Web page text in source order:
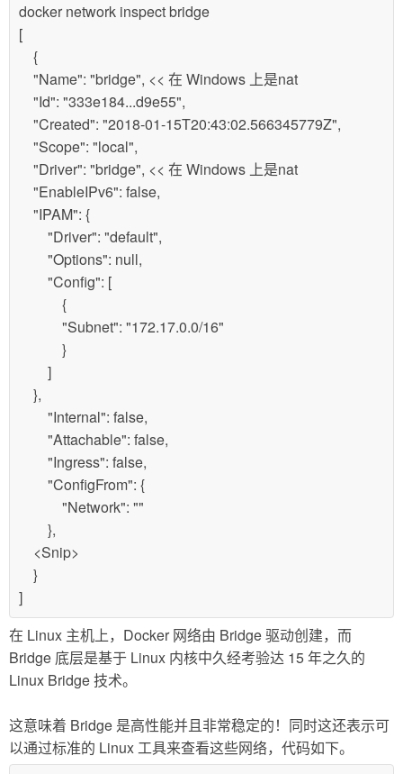
docker network inspect bridge
[
{
"Name": "bridge", << 在 Windows 上是nat
"Id": "333e184...d9e55",
"Created": "2018-01-15T20:43:02.566345779Z",
"Scope": "local",
"Driver": "bridge", << 在 Windows 上是nat
"EnableIPv6": false,
"IPAM": {
"Driver": "default",
"Options": null,
"Config": [
{
"Subnet": "172.17.0.0/16"
}
]
},
"Internal": false,
"Attachable": false,
"Ingress": false,
"ConfigFrom": {
"Network": ""
},
<Snip>
}
]
在 Linux 主机上，Docker 网络由 Bridge 驱动创建，而
Bridge 底层是基于 Linux 内核中久经考验达 15 年之久的
Linux Bridge 技术。
这意味着 Bridge 是高性能并且非常稳定的！同时这还表示可
以通过标准的 Linux 工具来查看这些网络，代码如下。